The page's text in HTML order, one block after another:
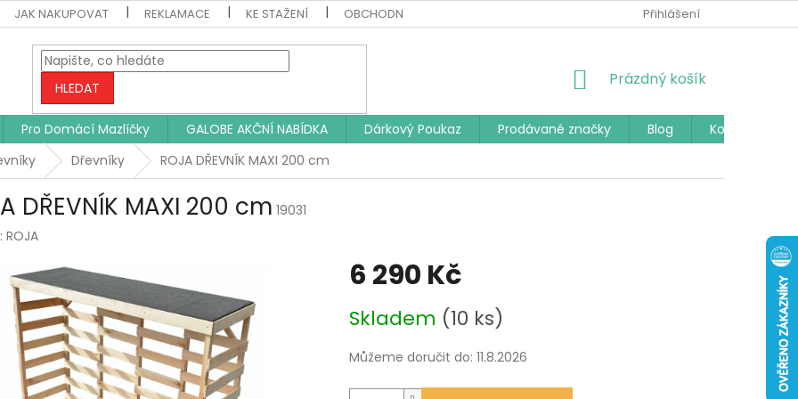
JAK NAKUPOVAT REKLAMACE KE STAŽENÍ OBCHODNÍ PODMÍNKY PODMÍNKY OCHRANY OSOBNÍCH ÚDAJŮ
Přihlášení
HLEDAT
NÁKUPNÍ
Prázdný košík
Pro Domácí Mazlíčky GALOBE AKČNÍ NABÍDKA Dárkový Poukaz Prodávané značky Blog
Kontakty
Dřevníky ROJA DŘEVNÍK MAXI 200 cm
DŘEVNÍK MAXI 200 cm 19031
ROJA
6 290 Kč
cena:
Skladem (10 ks)
Můžeme doručit do: 11.8.2026